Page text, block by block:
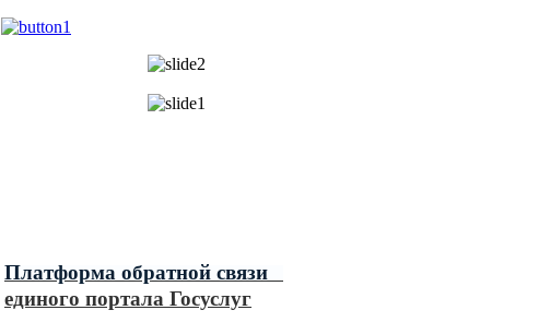
Платформа обратной связи
единого портала Госуслуг